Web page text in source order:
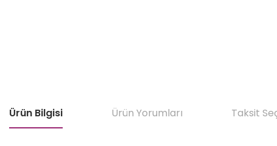
Ürün Bilgisi Ürün Yorumları Taksit